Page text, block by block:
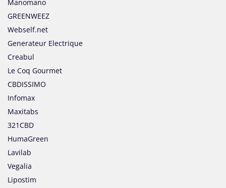
Manomano
GREENWEEZ
Webself.net
Generateur Electrique
Creabul
Le Coq Gourmet
CBDISSIMO
Infomax
Maxitabs
321CBD
HumaGreen
Lavilab
Vegalia
Lipostim